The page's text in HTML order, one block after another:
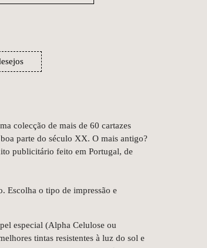
colecção de mais de 60 cartazes
parte do século XX. O mais antigo?
publicitário feito em Portugal, de
Escolha o tipo de impressão e
especial (Alpha Celulose ou
tintas resistentes à luz do sol e